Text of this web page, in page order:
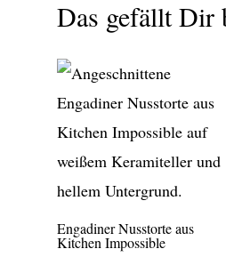
Das gefällt Dir
Engadiner Nusstorte aus
Kitchen Impossible